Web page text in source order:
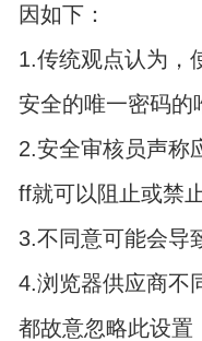
因如下：
1.传统观点认为，
安全的唯一密码的
2.安全审核员声称
ff就可以阻止或禁
3.不同意可能会导
4.浏览器供应商不
都故意忽略此设置